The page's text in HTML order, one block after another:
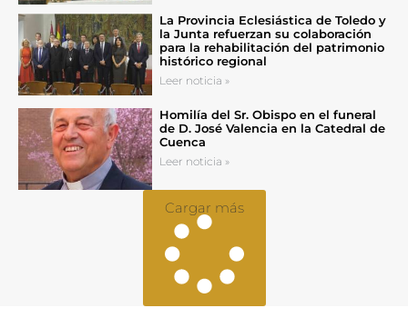
La Provincia Eclesiástica de Toledo y
la Junta refuerzan su colaboración
para la rehabilitación del patrimonio
histórico regional
Leer noticia »
Homilía del Sr. Obispo en el funeral
de D. José Valencia en la Catedral de
Cuenca
Leer noticia »
Cargar más